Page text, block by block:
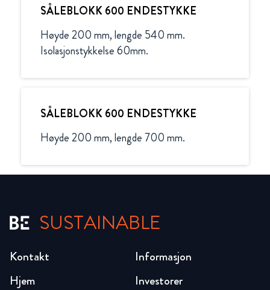
SÅLEBLOKK 600 ENDESTYKKE
Høyde 200 mm, lengde 540 mm.
SÅLEBLOKK 600 ENDESTYKKE
Høyde 200 mm, lengde 700 mm.
SUSTAINABLE
Hjem
Investorer
Kontakt Informasjon